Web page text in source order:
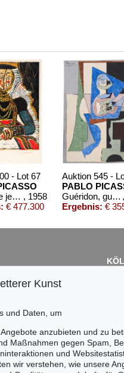
- Lot 67
Portrait de jeune fille, d'après Cranach le jeune. II , 1958
€ 477.300
Auktion 545 -
PABLO
Guéridon, guitare et compotier
Ergebnis: €
415 - Lot 217
PICASSO
, 1936
€ 122.000
Auktion
PABLO
Le
Ergebnis:
53-63
Kunst
und Daten, um
anzubieten und zu
Maßnahmen gegen Spam,
und
wir verstehen, wie unsere